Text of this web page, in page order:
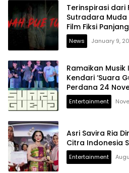
Terinspirasi dari
Sutradara Muda
Film Fiksi
Handphone
News January 9,
Ramaikan
Kendari ‘Suara
Perdana 24
Entertainment
Asri Savira Ria
Citra Indonesia
Entertainment